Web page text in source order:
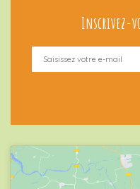
Inscrivez-